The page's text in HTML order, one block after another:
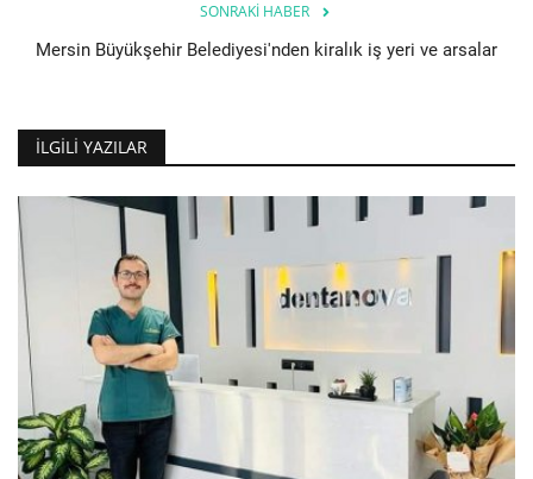
SONRAKI HABER
Mersin Büyükşehir Belediyesi'nden kiralık iş yeri ve arsalar
İLGILI YAZILAR